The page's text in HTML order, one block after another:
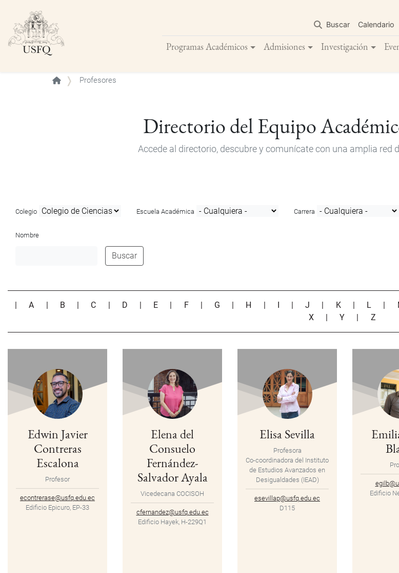
contenido
principal
Buscar Calendario
Programas Académicos Admisiones Investigación
Buscar
Profesores
Directorio del Equipo
Accede al directorio, descubre y comunícate con una amplia red
Colegio Escuela Académica Carrera
Nombre
Buscar
|A B C D E F G H |J K L
X
|Y Z
Edwin Javier
Contreras
Escalona
Profesor
econtrerase@usfq.edu.ec
Edificio Epicuro, EP-33
Elena del
Consuelo
Fernández-
Salvador Ayala
Vicedecana COCISOH
cfernandez@usfq.edu.ec
Edificio Hayek, H-229Q1
Elisa Sevilla
Profesora
Co-coordinadora del Instituto
de Estudios Avanzados en
Desigualdades (IEAD)
esevillap@usfq.edu.ec
D115
Edificio